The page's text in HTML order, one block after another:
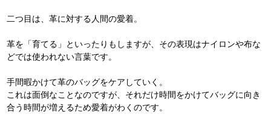
二つ目は、革に対する人間の愛着。
革を「育てる」といったりもしますが、その表現はナイロンや布な
どでは使われない言葉です。
手間暇かけて革のバッグをケアしていく。
これは面倒なことなのですが、それだけ時間をかけてバッグに向き
合う時間が増えるため愛着がわくのです。